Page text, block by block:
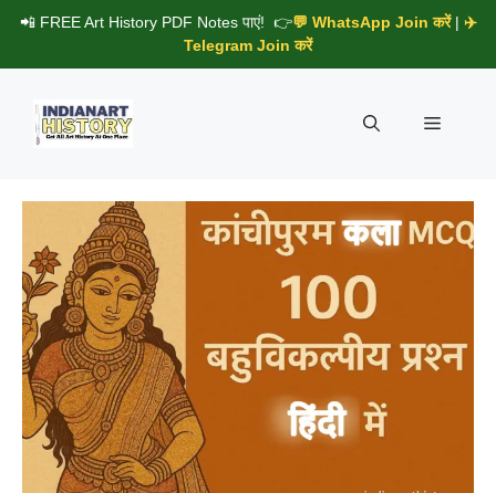
Skip
content
📲 FREE Art History PDF Notes पाएं! 👉💬 WhatsApp Join करें| ✈️
Telegram Join करें
Menu